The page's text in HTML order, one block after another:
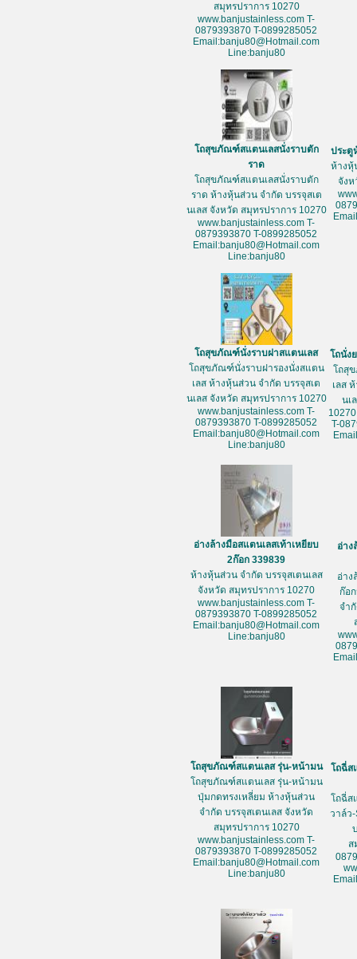
สมุทรปราการ 10270
www.banjustainless.com T-
0879393870 T-0899285052
Email:banju80@Hotmail.com
Line:banju80
โถสุขภัณฑ์สแตนเลสนั่งราบตัก
ราด
โถสุขภัณฑ์สแตนเลสนั่งราบตัก
ราด ห้างหุ้นส่วน จำกัด บรรจุสเต
นเลส จังหวัด สมุทรปราการ 10270
www.banjustainless.com T-
0879393870 T-0899285052
Email:banju80@Hotmail.com
Line:banju80
ประตู
ห้างหุ้
จังห
โถสุขภัณฑ์นั่งราบฝาสแตนเลส
โถสุขภัณฑ์นั่งราบฝารองนั่งสแตน
เลส ห้างหุ้นส่วน จำกัด บรรจุสเต
นเลส จังหวัด สมุทรปราการ 10270
www.banjustainless.com T-
0879393870 T-0899285052
Email:banju80@Hotmail.com
Line:banju80
โถนั่ง
โถสุ
เลส
นเ
T-
อ่างล้างมือสแตนเลสเท้าเหยียบ
2ก๊อก 339839
ห้างหุ้นส่วน จำกัด บรรจุสเตนเลส
จังหวัด สมุทรปราการ 10270
www.banjustainless.com T-
0879393870 T-0899285052
Email:banju80@Hotmail.com
Line:banju80
อ่าง
อ่าง
ก๊อ
จำ
โถสุขภัณฑ์สแตนเลส รุ่น-หน้ามน
โถสุขภัณฑ์สแตนเลส รุ่น-หน้ามน
ปุ่มกดทรงเหลี่ยม ห้างหุ้นส่วน
จำกัด บรรจุสเตนเลส จังหวัด
สมุทรปราการ 10270
www.banjustainless.com T-
0879393870 T-0899285052
Email:banju80@Hotmail.com
Line:banju80
โถฉี่ส
โถฉี่ส
วาล์ว
ส